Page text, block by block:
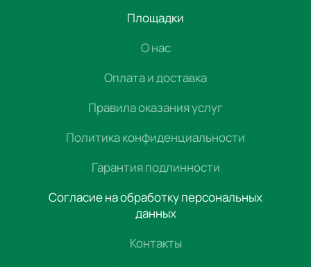
Площадки
О нас
Оплата и доставка
Правила оказания услуг
Политика конфиденциальности
Гарантия подлинности
Согласие на обработку персональных
данных
Контакты